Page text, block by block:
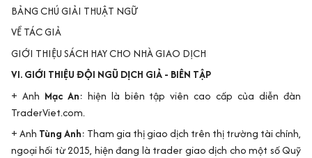
BẢNG CHÚ GIẢI THUẬT NGỮ
VỀ TÁC GIẢ
GIỚI THIỆU SÁCH HAY CHO NHÀ GIAO DỊCH
VI. GIỚI THIỆU ĐỘI NGŨ DỊCH GIẢ - BIÊN TẬP
+ Anh Mạc An: hiện là biên tập viên cao cấp của diễn đàn
TraderViet.com.
+ Anh Tùng Anh: Tham gia thị giao dịch trên thị trường tài chính,
ngoại hối từ 2015, hiện đang là trader giao dịch cho một số Quỹ